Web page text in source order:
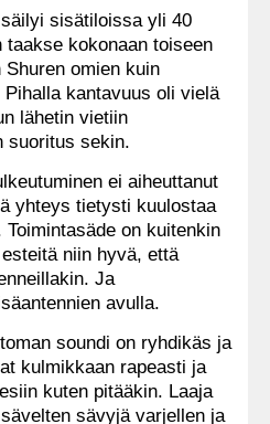
sisätiloissa yli 40
kokonaan toiseen
omien kuin
kantavuus oli vielä
lähetin vietiin
suoritus sekin.
ei aiheuttanut
yhteys tietysti kuulostaa
on kuitenkin
niin hyvä, että
Ja
avulla.
soundi on ryhdikäs ja
kulmikkaan rapeasti ja
kuten pitääkin. Laaja
sävyjä varjellen ja